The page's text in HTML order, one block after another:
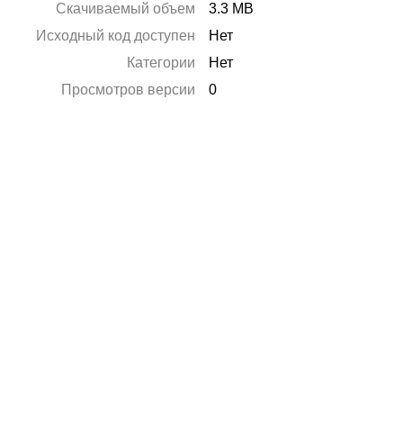
Скачиваемый объем
3.3 MB
Исходный код доступен
Нет
Категории
Нет
Просмотров версии
0